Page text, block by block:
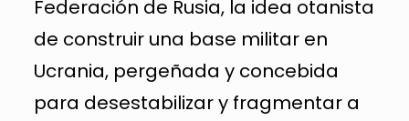
Federación de Rusia, la idea otanista
de construir una base militar en
Ucrania, pergeñada y concebida
para desestabilizar y fragmentar a